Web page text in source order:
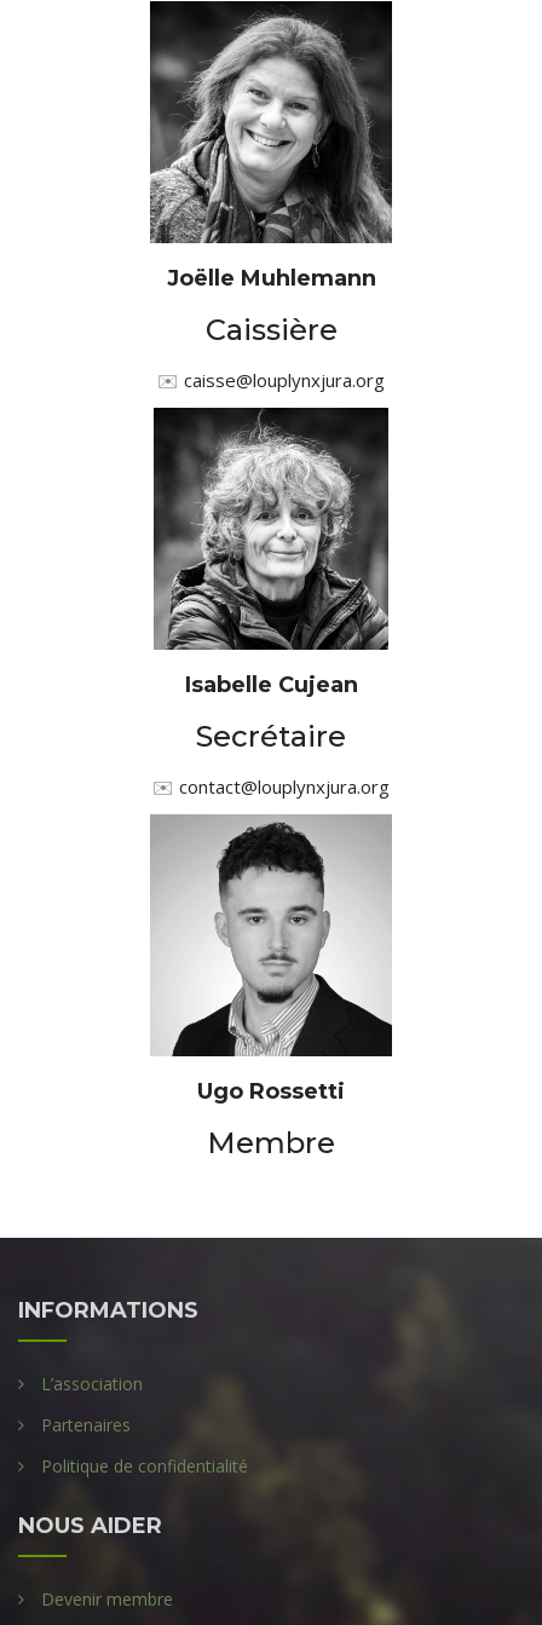
Joëlle Muhlemann
Caissière
✉️ caisse@louplynxjura.org
Isabelle Cujean
Secrétaire
✉️ contact@louplynxjura.org
Ugo Rossetti
Membre
INFORMATIONS
L’association
Partenaires
Politique de confidentialité
NOUS AIDER
Devenir membre